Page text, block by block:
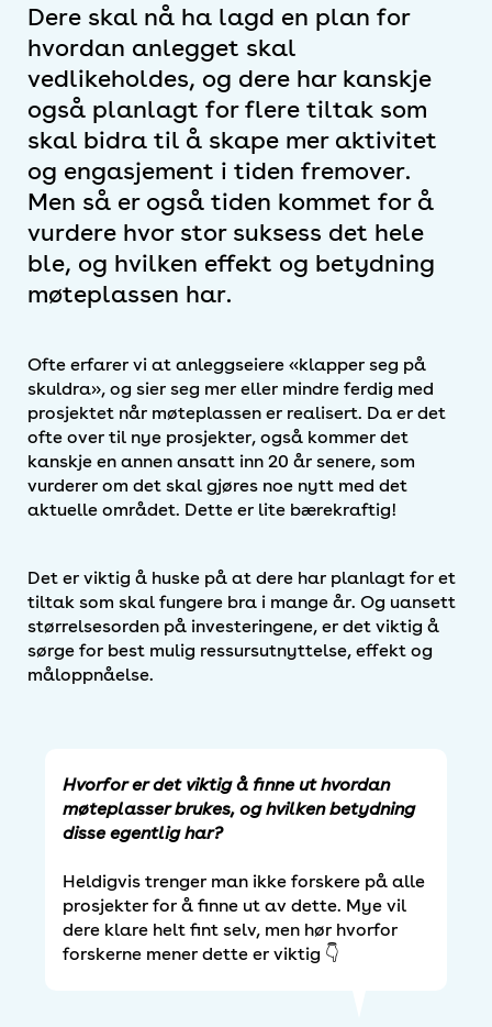
Dere skal nå ha lagd en plan for
hvordan anlegget skal
vedlikeholdes, og dere har kanskje
også planlagt for flere tiltak som
skal bidra til å skape mer aktivitet
og engasjement i tiden fremover.
Men så er også tiden kommet for å
vurdere hvor stor suksess det hele
ble, og hvilken effekt og betydning
møteplassen har.
Ofte erfarer vi at anleggseiere «klapper seg på
skuldra», og sier seg mer eller mindre ferdig med
prosjektet når møteplassen er realisert. Da er det
ofte over til nye prosjekter, også kommer det
kanskje en annen ansatt inn 20 år senere, som
vurderer om det skal gjøres noe nytt med det
aktuelle området. Dette er lite bærekraftig!
Det er viktig å huske på at dere har planlagt for et
tiltak som skal fungere bra i mange år. Og uansett
størrelsesorden på investeringene, er det viktig å
sørge for best mulig ressursutnyttelse, effekt og
måloppnåelse.
Hvorfor er det viktig å finne ut hvordan
møteplasser brukes, og hvilken betydning
disse egentlig har?
Heldigvis trenger man ikke forskere på alle
prosjekter for å finne ut av dette. Mye vil
dere klare helt fint selv, men hør hvorfor
forskerne mener dette er viktig 👇